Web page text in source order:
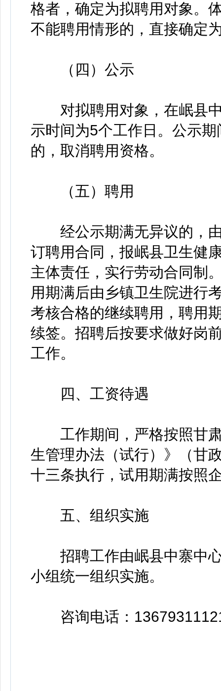
格者，确定为拟聘用对象。
不能聘用情形的，直接确定
（四）公示
对拟聘用对象，在岷县中
示时间为5个工作日。公示
的，取消聘用资格。
（五）聘用
经公示期满无异议的，由
订聘用合同，报岷县卫生健
主体责任，实行劳动合同制
用期满后由乡镇卫生院进行
考核合格的继续聘用，聘用
续签。招聘后按要求做好岗
工作。
四、工资待遇
工作期间，严格按照甘肃
生管理办法（试行）》（甘
十三条执行，试用期满按照
五、组织实施
招聘工作由岷县中寨中心
小组统一组织实施。
咨询电话：